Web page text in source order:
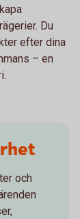
Du
efter dina
– en
och